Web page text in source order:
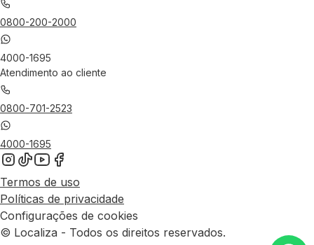
0800-200-2000
4000-1695
Atendimento ao cliente
0800-701-2523
4000-1695
Termos de uso
Políticas de privacidade
Configurações de cookies
© Localiza - Todos os direitos reservados.